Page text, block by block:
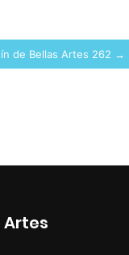
de la UPV en el
de Bellas Artes 262 →
Artes